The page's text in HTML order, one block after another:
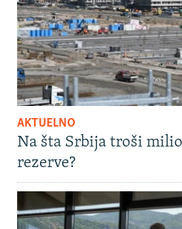
AKTUELNO
Na šta Srbija troši
rezerve?